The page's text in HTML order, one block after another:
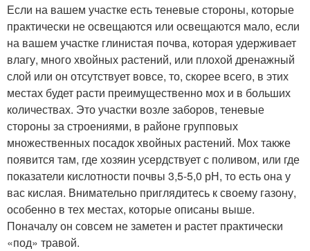
Если на вашем участке есть теневые стороны, которые
практически не освещаются или освещаются мало, если
на вашем участке глинистая почва, которая удерживает
влагу, много хвойных растений, или плохой дренажный
слой или он отсутствует вовсе, то, скорее всего, в этих
местах будет расти преимущественно мох и в больших
количествах. Это участки возле заборов, теневые
стороны за строениями, в районе групповых
множественных посадок хвойных растений. Мох также
появится там, где хозяин усердствует с поливом, или где
показатели кислотности почвы 3,5-5,0 рН, то есть она у
вас кислая. Внимательно приглядитесь к своему газону,
особенно в тех местах, которые описаны выше.
Поначалу он совсем не заметен и растет практически
«под» травой.